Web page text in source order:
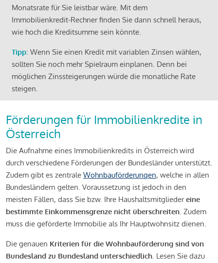
Monatsrate für Sie leistbar wäre. Mit dem
Immobilienkredit-Rechner finden Sie dann schnell heraus,
wie hoch die Kreditsumme sein könnte.
Tipp: Wenn Sie einen Kredit mit variablen Zinsen wählen,
sollten Sie noch mehr Spielraum einplanen. Denn bei
möglichen Zinssteigerungen würde die monatliche Rate
steigen.
Förderungen für Immobilienkredite in
Österreich
Die Aufnahme eines Immobilienkredits in Österreich wird
durch verschiedene Förderungen der Bundesländer unterstützt.
Zudem gibt es zentrale Wohnbauförderungen, welche in allen
Bundesländern gelten. Voraussetzung ist jedoch in den
meisten Fällen, dass Sie bzw. Ihre Haushaltsmitgliedereine
bestimmte Einkommensgrenze nicht überschreiten. Zudem
muss die geförderte Immobilie als Ihr Hauptwohnsitz dienen.
Die genauen Kriterien für die Wohnbauförderung sind von
Bundesland zu Bundesland unterschiedlich. Lesen Sie dazu